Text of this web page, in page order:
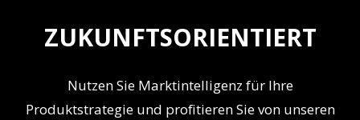
ZUKUNFTSORIENTIERT
Nutzen Sie Marktintelligenz für Ihre
Produktstrategie und profitieren Sie von unseren